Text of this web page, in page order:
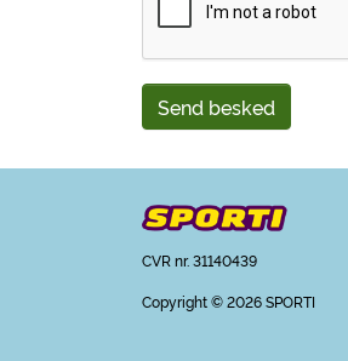
Send besked
CVR nr. 31140439
Copyright© 2026 SPORTI